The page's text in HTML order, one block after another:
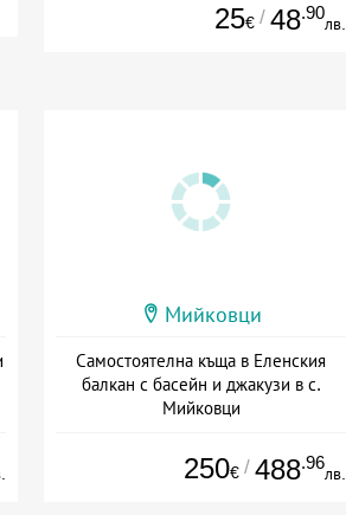
25€ / 48.90
лв.
Мийковци
Самостоятелна къща в Еленския
балкан с басейн и джакузи в с.
Мийковци
250€ / 488.96
лв.